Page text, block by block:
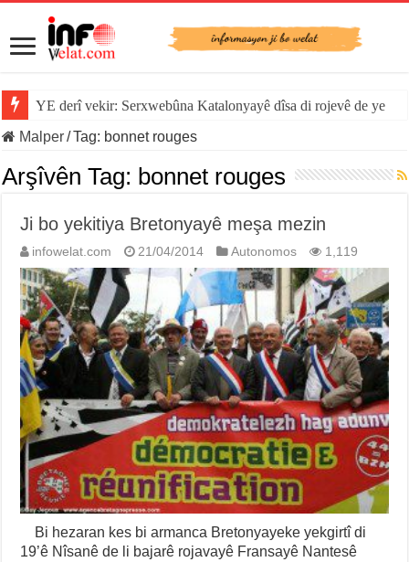
YE derî vekir: Serxwebûna Katalonyayê dîsa di rojevê de ye
Malper/Tag: bonnet rouges
Arşîvên Tag: bonnet rouges
Ji bo yekitiya Bretonyayê meşa mezin
infowelat.com 21/04/2014 Autonomos 1,119
Bi hezaran kes bi armanca Bretonyayeke yekgirtî di
19’ê Nîsanê de li bajarê rojavayê Fransayê Nantesê